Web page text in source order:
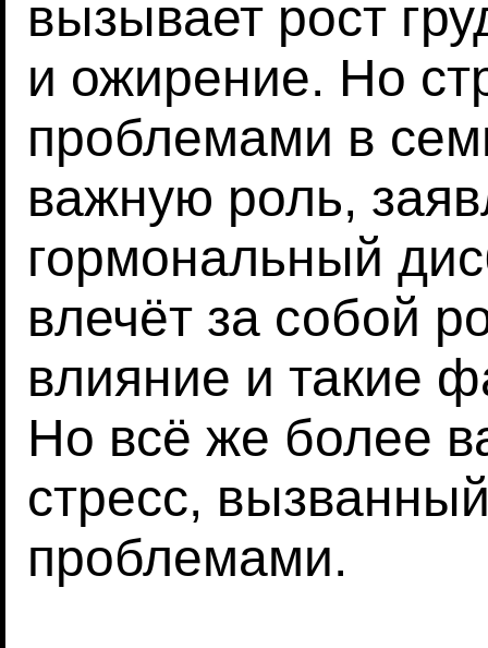
вызывает рост
и ожирение. Но
проблемами в
важную роль,
гормональный
влечёт за собой
влияние и такие
Но всё же более
стресс,
проблемами.